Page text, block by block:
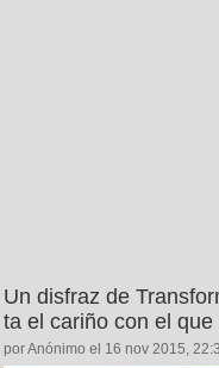
Un disfraz de
ta el cariño con el
por Anónimo el 16 nov 2015,